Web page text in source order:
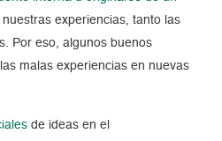
nuestras experiencias, tanto las
Por eso, algunos buenos
malas experiencias en nuevas
de ideas en el